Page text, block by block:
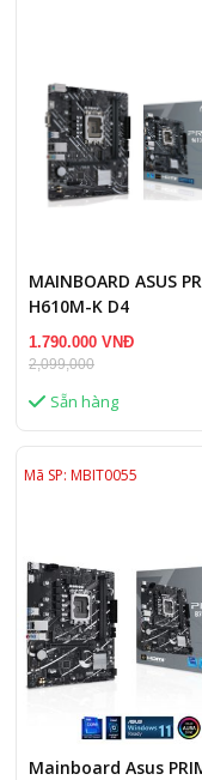
MAINBOARD ASUS
H610M-K D4
1.790.000 VNĐ
2,099,000
Sẵn hàng
Mã SP: MBIT0055
Mainboard Asus